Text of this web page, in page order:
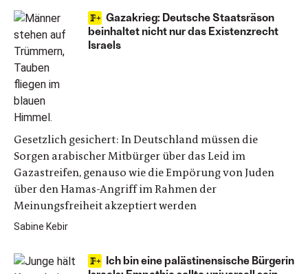
Gazakrieg: Deutsche Staatsräson
beinhaltet nicht nur das Existenzrecht
Israels
Gesetzlich gesichert: In Deutschland müssen die
Sorgen arabischer Mitbürger über das Leid im
Gazastreifen, genauso wie die Empörung von Juden
über den Hamas-Angriff im Rahmen der
Meinungsfreiheit akzeptiert werden
Sabine Kebir
Ich bin eine palästinensische Bürgerin